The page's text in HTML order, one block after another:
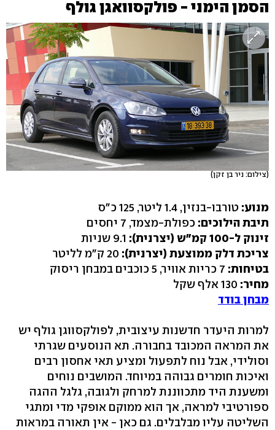
הסמן הימני - פולקסוואגן גולף
(צילום: ניר בן זקן)
מנוע: טורבו-בנזין, 1.4 ליטר, 125 כ"ס
תיבת הילוכים: כפולת-מצמד, 7 יחסים
זינוק ל-100 קמ"ש (יצרנית):
צריכת דלק ממוצעת (יצרנית):
בטיחות:
מחיר:
מבחן בודד
למרות היעדר חדשנות עיצובית, לפולקסווגן גולף יש
את המראה המכובד בחבורה. תא הנוסעים שגרתי
וסולידי, אבל נוח לתפעול ומציע תאי אחסון רבים
ואיכות חומרים גבוהה במיוחד. המושבים נוחים
ומשענת היד מתכווננת למרחק ולגובה, גלגל ההגה
ספורטיבי למראה, אך הוא ממוקם אופקי מדי ומתגי
השליטה עליו מבלבלים. גם כאן - אין תאורה במראות